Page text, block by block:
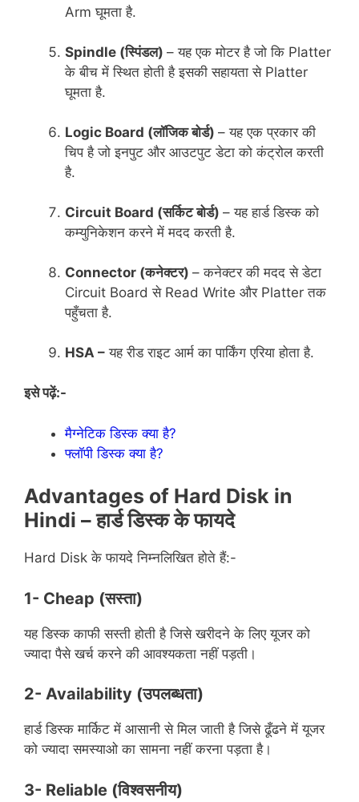
Arm घूमता है.
Spindle (स्पिंडल) – यह एक मोटर है जो कि Platter
के बीच में स्थित होती है इसकी सहायता से Platter
घूमता है.
Logic Board (लॉजिक बोर्ड) – यह एक प्रकार की
चिप है जो इनपुट और आउटपुट डेटा को कंट्रोल करती
है.
Circuit Board (सर्किट बोर्ड) – यह हार्ड डिस्क को
कम्युनिकेशन करने में मदद करती है.
Connector (कनेक्टर) – कनेक्टर की मदद से डेटा
Circuit Board से Read Write और Platter तक
पहुँचता है.
HSA – यह रीड राइट आर्म का पार्किंग एरिया होता है.
इसे पढ़ें:-
मैग्नेटिक डिस्क क्या है?
फ्लॉपी डिस्क क्या है?
Advantages of Hard Disk in
Hindi –हार्ड डिस्क के फायदे
Hard Disk के फायदे निम्नलिखित होते हैं:-
1- Cheap (सस्ता)
यह डिस्क काफी सस्ती होती है जिसे खरीदने के लिए यूजर को
ज्यादा पैसे खर्च करने की आवश्यकता नहीं पड़ती।
2- Availability (उपलब्धता)
हार्ड डिस्क मार्किट में आसानी से मिल जाती है जिसे ढूँढने में यूजर
को ज्यादा समस्याओ का सामना नहीं करना पड़ता है।
3- Reliable (विश्वसनीय)